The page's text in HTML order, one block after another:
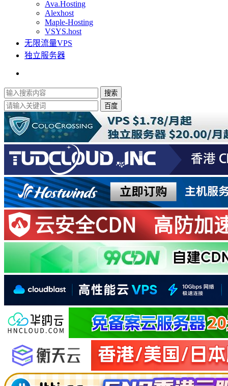
Ava.Hosting
Alexhost
Maple-Hosting
VSYS.host
无限流量VPS
独立服务器